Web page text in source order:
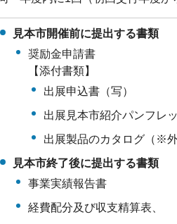
見本市開催前に提出する書類
奨励金申請書
【添付書類】
出展申込書（写）
出展見本市紹介パンフレ
出展製品のカタログ（※
見本市終了後に提出する書類
事業実績報告書
経費配分及び収支精算表、